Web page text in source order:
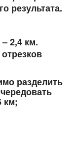
результата.
2,4 км.
разделить
км;